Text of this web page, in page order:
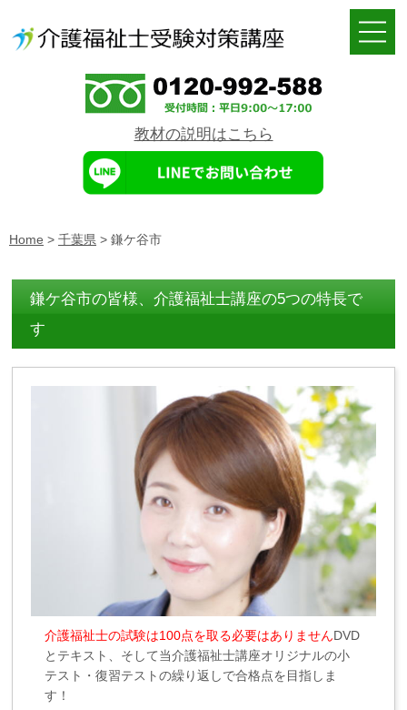
教材の説明はこちら
Home > 千葉県 > 鎌ケ谷市
鎌ケ谷市の皆様、介護福祉士講座の5つの特長で
す
介護福祉士の試験は100点を取る必要はありませんDVD
とテキスト、そして当介護福祉士講座オリジナルの小
テスト・復習テストの繰り返しで合格点を目指しま
す！